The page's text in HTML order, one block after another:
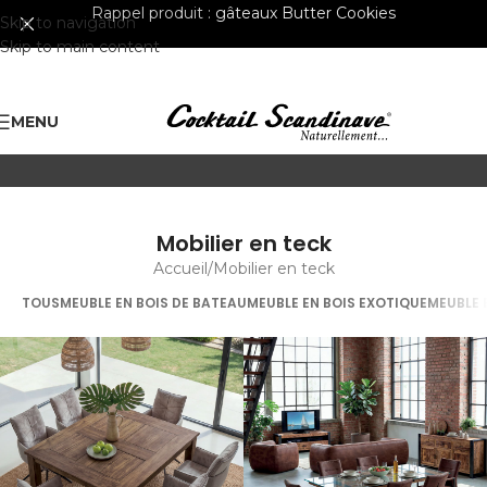
Skip to navigation
Skip to main content
Rappel produit : gâteaux Butter Cookies
MENU
Mobilier en teck
Accueil Mobilier en teck
TOUSMEUBLE EN BOIS DE BATEAUMEUBLE EN BOIS EXOTIQUEMEUBLE